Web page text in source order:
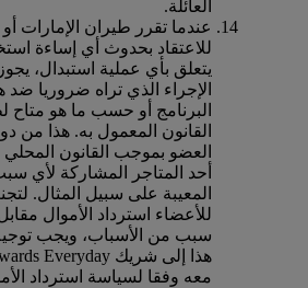
العائلة.
عندما تقرر طيران الإمارات
للاعتقاد بحدوث أي إساءة
يتعلق بأي عملية استبدال،
الإجراء الذي تراه ضروريا ضد
البرنامج أو حسب ما هو متاح
القانون المعمول به. هذا
العضو بموجب القانون
أحد المتاجر المشاركة لأي
المعيبة على سبيل المثال.
للأعضاء استرداد الأموال
سبب من الأسباب، ويجب
معه وفقا لسياسة استرداد